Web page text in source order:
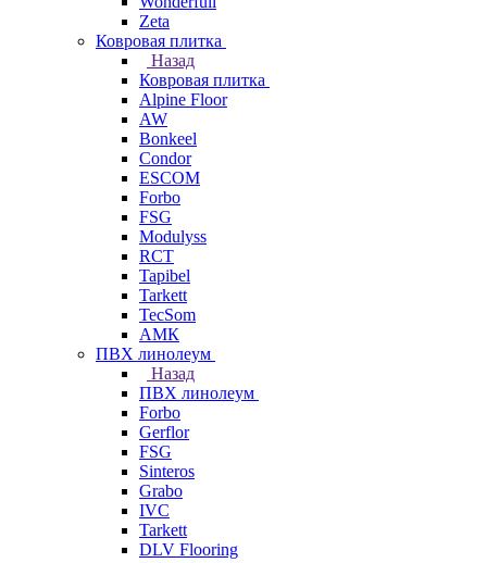
Zeta
Ковровая плитка
Назад
Ковровая плитка
Alpine Floor
AW
Bonkeel
Condor
ESCOM
Forbo
FSG
Modulyss
RCT
Tapibel
Tarkett
TecSom
АМК
ПВХ линолеум
Назад
ПВХ линолеум
Forbo
Gerflor
FSG
Sinteros
Grabo
IVC
Tarkett
DLV Flooring